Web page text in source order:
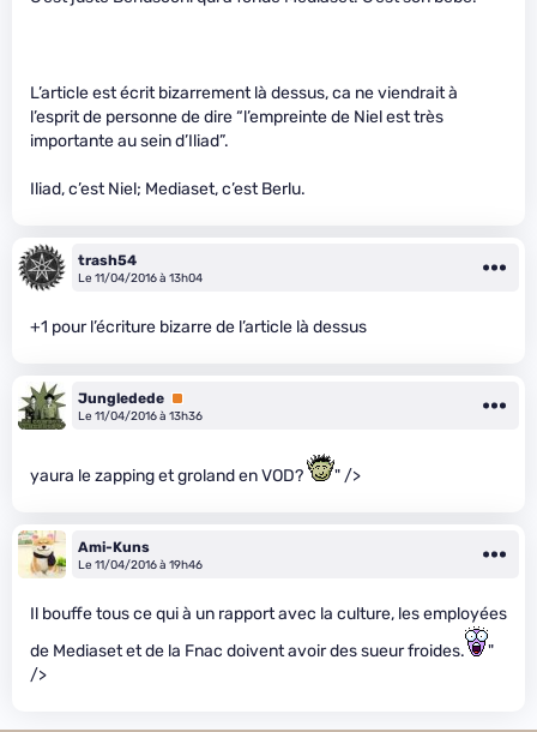
L’article est écrit bizarrement là dessus, ca ne viendrait à
l’esprit de personne de dire “l’empreinte de Niel est très
importante au sein d’Iliad”.
Iliad, c’est Niel; Mediaset, c’est Berlu.
trash54
Le 11/04/2016 à 13h04
+1 pour l’écriture bizarre de l’article là dessus
Jungledede Premium
Le 11/04/2016 à 13h36
yaura le zapping et groland en VOD? " />
Ami-Kuns
Le 11/04/2016 à 19h46
Il bouffe tous ce qui à un rapport avec la culture, les employées
de Mediaset et de la Fnac doivent avoir des sueur froides.
"
/>